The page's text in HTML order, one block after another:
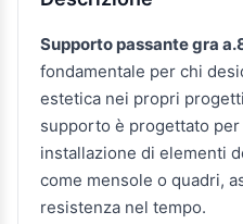
Supporto passante gra
fondamentale per chi
estetica nei propri
supporto è progettato
installazione di elementi
come mensole o quadri,
resistenza nel tempo.